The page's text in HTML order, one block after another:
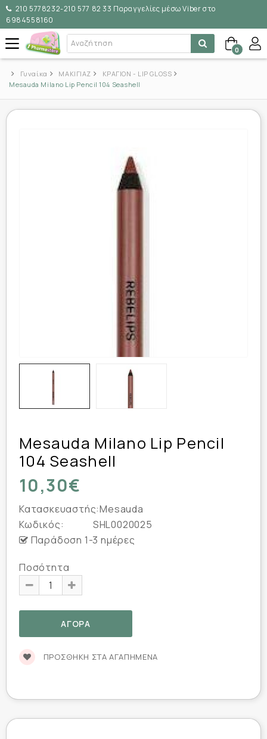
210 5778232-210 577 82 33 Παραγγελίες μέσω Viber στο
6984558160
0
Γυναίκα ΜΑΚΙΓΙΑΖ
ΚΡΑΓΙΟΝ - LIP GLOSS
Mesauda Milano Lip Pencil 104 Seashell
Mesauda Milano Lip Pencil
104 Seashell
10,30€
Κατασκευαστής:Mesauda
Κωδικός:
SHL0020025
Παράδοση 1-3 ημέρες
Ποσότητα
ΠΡΟΣΘΉΚΗ ΣΤΑ ΑΓΑΠΗΜΈΝΑ